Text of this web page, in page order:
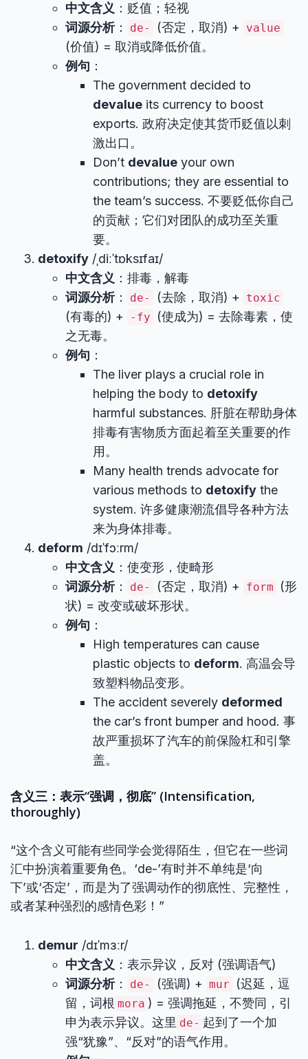
中文含义 ：贬值；轻视
词源分析： de- (否定，取消) + value
(价值) = 取消或降低价值。
例句 ：
The government decided to
devalue its currency to boost
exports. 政府决定使其货币贬值以刺
激出口。
Don’t devalue your own
contributions; they are essential to
the team’s success. 不要贬低你自己
的贡献；它们对团队的成功至关重
要。
detoxify /ˌdiːˈtɒksɪfaɪ/
中文含义 ：排毒，解毒
词源分析： de- (去除，取消) + toxic
(有毒的) + -fy
(使成为) = 去除毒素，使
之无毒。
例句 ：
The liver plays a crucial role in
helping the body to detoxify
harmful substances. 肝脏在帮助身体
排毒有害物质方面起着至关重要的作
用。
Many health trends advocate for
various methods to detoxify the
system. 许多健康潮流倡导各种方法
来为身体排毒。
deform /dɪˈfɔːrm/
中文含义 ：使变形，使畸形
词源分析： de- (否定，取消) + form
(形
状) = 改变或破坏形状。
例句 ：
High temperatures can cause
plastic objects to deform. 高温会导
致塑料物品变形。
The accident severely deformed
the car’s front bumper and hood. 事
故严重损坏了汽车的前保险杠和引擎
盖。
含义三：表示“强调，彻底” (Intensification,
thoroughly)
“这个含义可能有些同学会觉得陌生，但它在一些词
汇中扮演着重要角色。‘de-’有时并不单纯是‘向
下’或‘否定’，而是为了强调动作的彻底性、完整性，
或者某种强烈的感情色彩！”
demur /dɪˈmɜːr/
中文含义 ：表示异议，反对 (强调语气)
词源分析： de- (强调) + mur
(迟延，逗
留，词根 mora ) = 强调拖延，不赞同，引
申为表示异议。这里 de- 起到了一个加
强“犹豫”、“反对”的语气作用。